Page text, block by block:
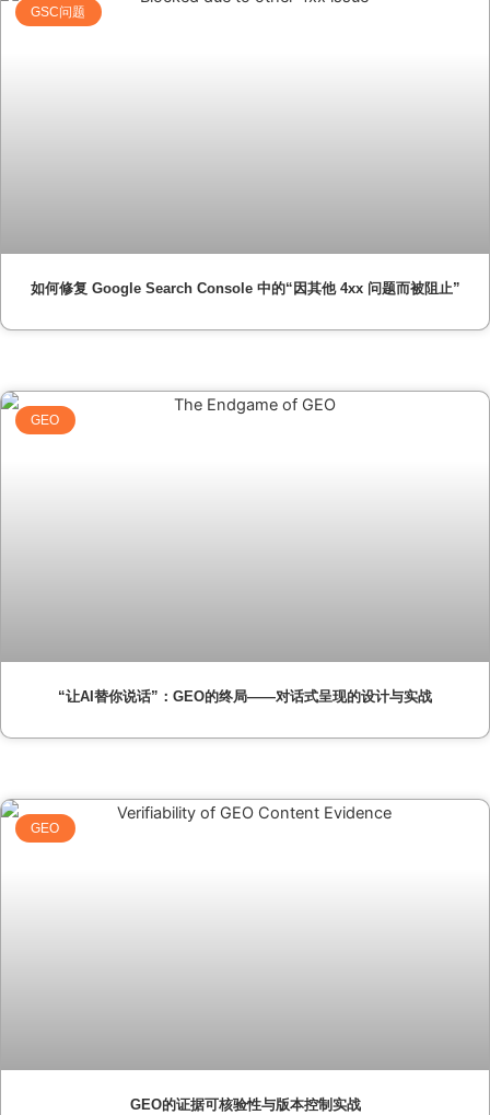
GSC问题
如何修复 Google Search Console 中的“因其他 4xx 问题而被阻止”
GEO
“让AI替你说话”：GEO的终局——对话式呈现的设计与实战
GEO
GEO的证据可核验性与版本控制实战